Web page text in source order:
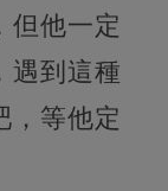
但他一定
遇到這種
，等他定